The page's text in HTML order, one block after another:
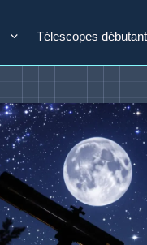
Télescopes